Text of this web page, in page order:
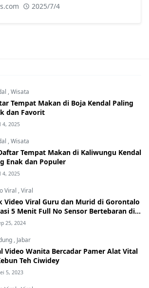
2025/7/4
,Wisata
Tempat Makan di Boja Kendal Paling
dan Favorit
4, 2025
,Wisata
Tempat Makan di Kaliwungu Kendal
Enak dan Populer
4, 2025
Viral ,Viral
Video Viral Guru dan Murid di Gorontalo
5 Menit Full No Sensor Bertebaran di
Hati-Hati Phising!
25, 2024
, Jabar
Video Wanita Bercadar Pamer Alat Vital
Teh Ciwidey
5, 2023